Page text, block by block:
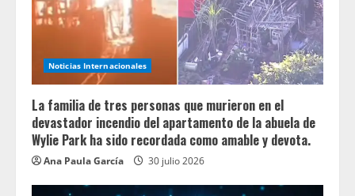
Noticias Internacionales
La familia de tres personas que murieron en el
devastador incendio del apartamento de la abuela de
Wylie Park ha sido recordada como amable y devota.
Ana Paula García 30 julio 2026